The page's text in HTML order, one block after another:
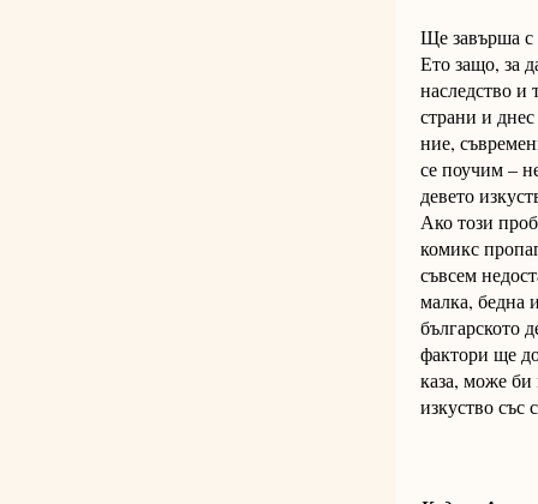
Ще завърша с
Ето защо, за
наследство и
страни и
ние,
се поучим –
девето
Ако този
комикс
съвсем
малка, бедна
българското
фактори ще
каза, може би
изкуство със